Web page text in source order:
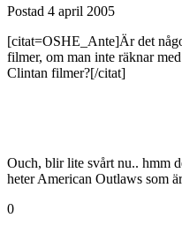
Postad 4 april 2005
[citat=OSHE_Ante]Är det
filmer, om man inte räknar
Clintan filmer?[/citat]
Ouch, blir lite svårt nu.. hmm
heter American Outlaws som
0